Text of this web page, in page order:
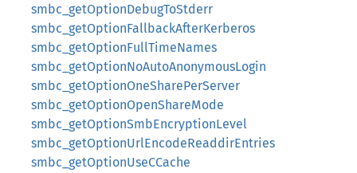
smbc_getOptionDebugToStderr
smbc_getOptionFallbackAfterKerberos
smbc_getOptionFullTimeNames
smbc_getOptionNoAutoAnonymousLogin
smbc_getOptionOneSharePerServer
smbc_getOptionOpenShareMode
smbc_getOptionSmbEncryptionLevel
smbc_getOptionUrlEncodeReaddirEntries
smbc_getOptionUseCCache